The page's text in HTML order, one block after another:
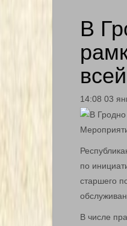
В
14:08 03
по
старшего
В числе